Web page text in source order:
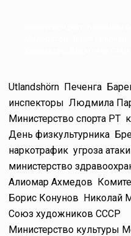
Utlandshörn Печенга
инспекторы Людмила
Министерство спорта РТ
День физкультурника
наркотрафик угроза атаки
министерство
Алиомар Ахмедов
Борис Конунов Николай
Союз художников СССР
Министерство культуры